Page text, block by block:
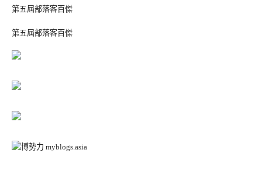
第五屆部落客百傑
第五屆部落客百傑